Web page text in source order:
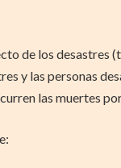
de los
y las personas
las muertes